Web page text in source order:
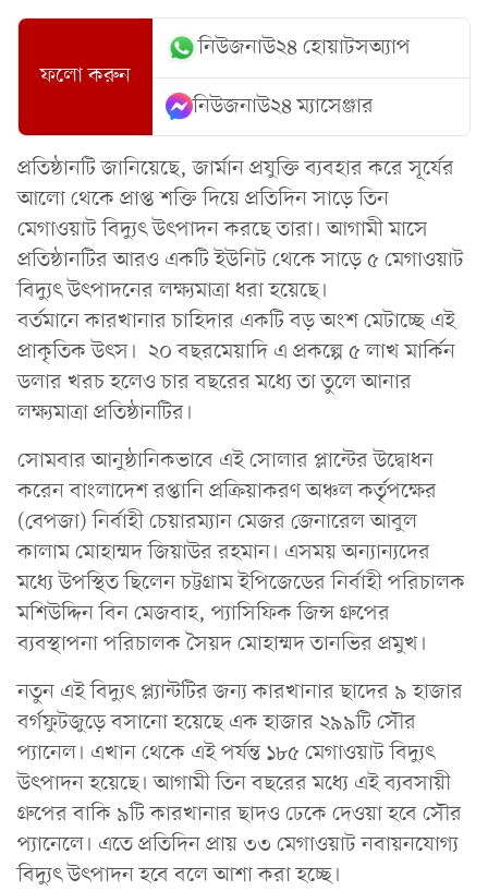
ফলো করুন
নিউজনাউ২৪ হোয়াটসঅ্যাপ
নিউজনাউ২৪ ম্যাসেঞ্জার
প্রতিষ্ঠানটি জানিয়েছে, জার্মান প্রযুক্তি ব্যবহার করে সূর্যের
আলো থেকে প্রাপ্ত শক্তি দিয়ে প্রতিদিন সাড়ে তিন
মেগাওয়াট বিদ্যুৎ উৎপাদন করছে তারা। আগামী মাসে
প্রতিষ্ঠানটির আরও একটি ইউনিট থেকে সাড়ে ৫ মেগাওয়াট
বিদ্যুৎ উৎপাদনের লক্ষ্যমাত্রা ধরা হয়েছে।
বর্তমানে কারখানার চাহিদার একটি বড় অংশ মেটাচ্ছে এই
প্রাকৃতিক উৎস। ২০ বছরমেয়াদি এ প্রকল্পে ৫ লাখ মার্কিন
ডলার খরচ হলেও চার বছরের মধ্যে তা তুলে আনার
লক্ষ্যমাত্রা প্রতিষ্ঠানটির।
সোমবার আনুষ্ঠানিকভাবে এই সোলার প্লান্টের উদ্বোধন
করেন বাংলাদেশ রপ্তানি প্রক্রিয়াকরণ অঞ্চল কর্তৃপক্ষের
(বেপজা) নির্বাহী চেয়ারম্যান মেজর জেনারেল আবুল
কালাম মোহাম্মদ জিয়াউর রহমান। এসময় অন্যান্যদের
মধ্যে উপস্থিত ছিলেন চট্টগ্রাম ইপিজেডের নির্বাহী পরিচালক
মশিউদ্দিন বিন মেজবাহ, প্যাসিফিক জিন্স গ্রুপের
ব্যবস্থাপনা পরিচালক সৈয়দ মোহাম্মদ তানভির প্রমুখ।
নতুন এই বিদ্যুৎ প্ল্যান্টটির জন্য কারখানার ছাদের ৯ হাজার
বর্গফুটজুড়ে বসানো হয়েছে এক হাজার ২৯৯টি সৌর
প্যানেল। এখান থেকে এই পর্যন্ত ১৮৫ মেগাওয়াট বিদ্যুৎ
উৎপাদন হয়েছে। আগামী তিন বছরের মধ্যে এই ব্যবসায়ী
গ্রুপের বাকি ৯টি কারখানার ছাদও ঢেকে দেওয়া হবে সৌর
প্যানেলে। এতে প্রতিদিন প্রায় ৩৩ মেগাওয়াট নবায়নযোগ্য
বিদ্যুৎ উৎপাদন হবে বলে আশা করা হচ্ছে।